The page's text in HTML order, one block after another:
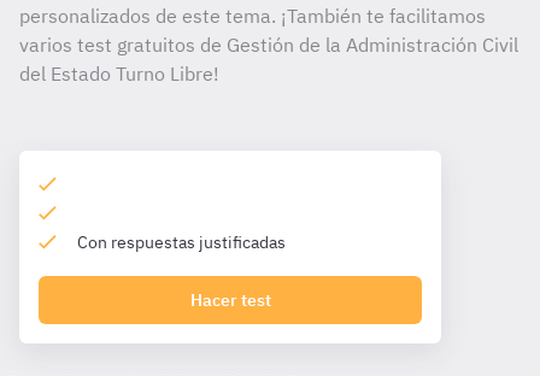
personalizados de este tema. ¡También te facilitamos
varios test gratuitos de Gestión de la Administración Civil
del Estado Turno Libre!
Con respuestas justificadas
Hacer test